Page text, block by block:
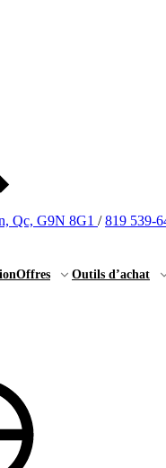
Qc, G9N 8G1 / 819 539-
Offres Outils d’achat